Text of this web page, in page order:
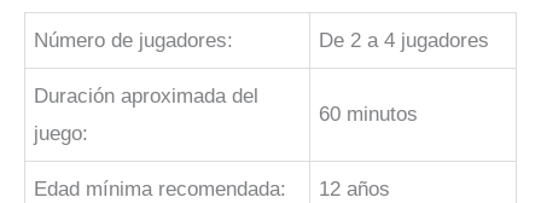
Número de jugadores: De 2 a 4 jugadores
Duración aproximada del
juego:
60 minutos
Edad mínima recomendada: 12 años